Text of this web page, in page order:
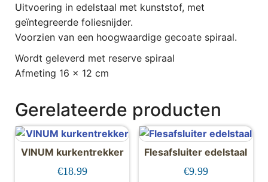
Uitvoering in edelstaal met kunststof, met
geïntegreerde foliesnijder.
Voorzien van een hoogwaardige gecoate spiraal.
Wordt geleverd met reserve spiraal
Afmeting 16 x 12 cm
Gerelateerde producten
VINUM kurkentrekker
€18.99
Flesafsluiter edelstaal
€9.99